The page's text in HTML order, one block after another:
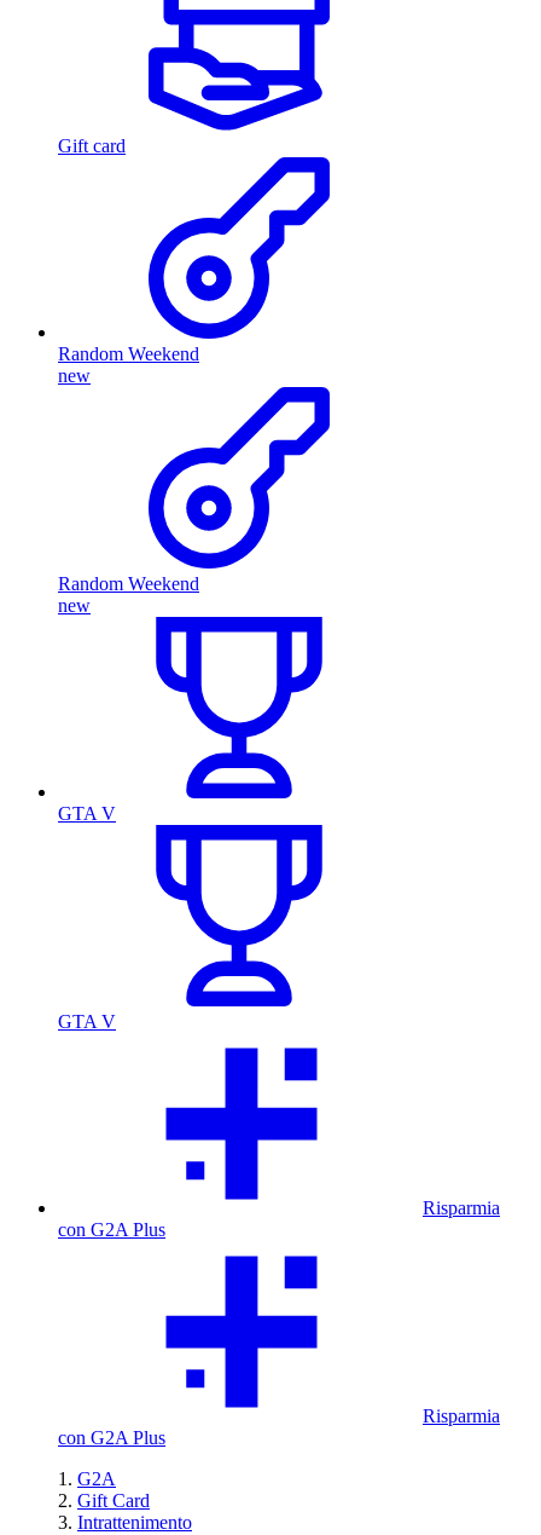
Gift card
Random Weekend
new
Random Weekend
new
GTA V
GTA V
Risparmia
con G2A Plus
Risparmia
con G2A Plus
G2A
Gift Card
Intrattenimento